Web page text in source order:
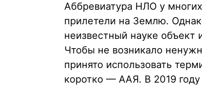
Аббревиатура НЛО у
прилетели на Землю.
неизвестный науке
Чтобы не возникало
принято использовать
коротко — ААЯ. В 2019